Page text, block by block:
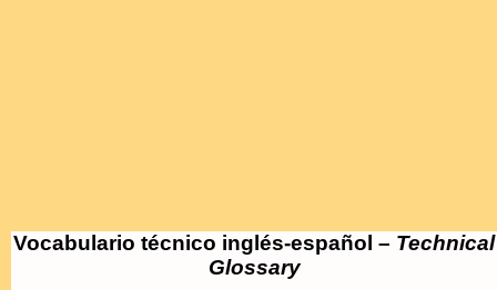
Vocabulario técnico inglés-español – Technical
Glossary